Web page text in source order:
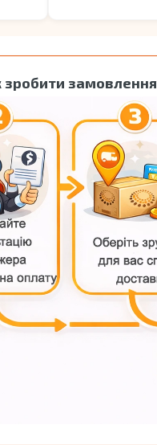
зробити замовлення